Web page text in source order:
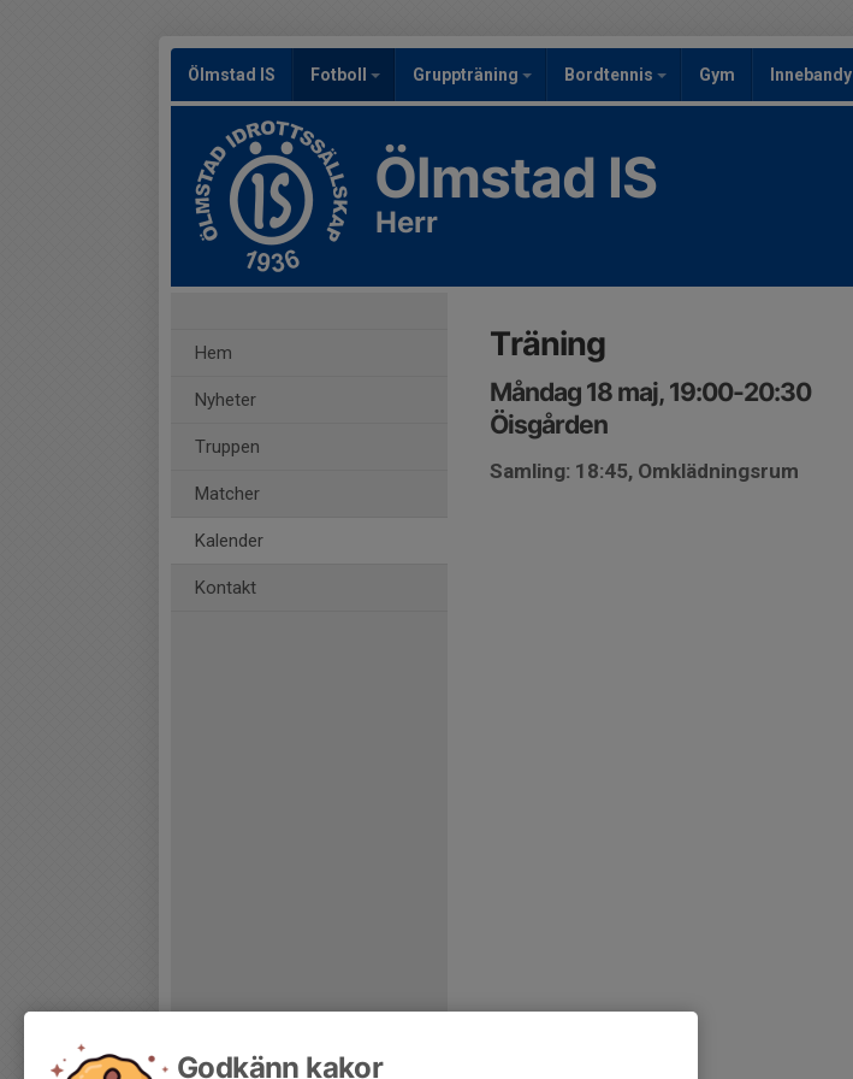
Ölmstad IS Fotboll Gruppträning Bordtennis Gym Innebandy
Ölmstad IS
Herr
Hem
Nyheter
Truppen
Matcher
Kalender
Kontakt
Träning
Måndag 18 maj, 19:00-20:30
Öisgården
Samling: 18:45, Omklädningsrum
Godkänn kakor